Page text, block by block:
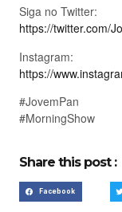
Siga no Twitter:
https://twitter.com/
Instagram:
https://
#JovemPan
#MorningShow
Share this post :
Facebook